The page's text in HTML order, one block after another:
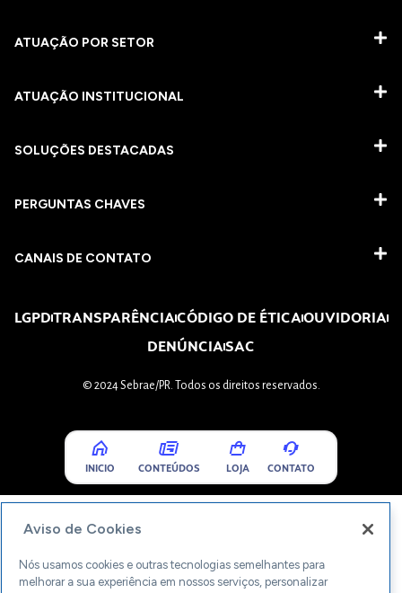
ATUAÇÃO POR SETOR
ATUAÇÃO INSTITUCIONAL
SOLUÇÕES DESTACADAS
PERGUNTAS CHAVES​
CANAIS DE CONTATO
LGPDTRANSPARÊNCIACÓDIGO DE ÉTICAOUVIDORIA
DENÚNCIASAC
© 2024 Sebrae/PR. Todos os direitos reservados.
INICIO CONTEÚDOS LOJA CONTATO
Aviso de Cookies
Nós usamos cookies e outras tecnologias semelhantes para
melhorar a sua experiência em nossos serviços, personalizar